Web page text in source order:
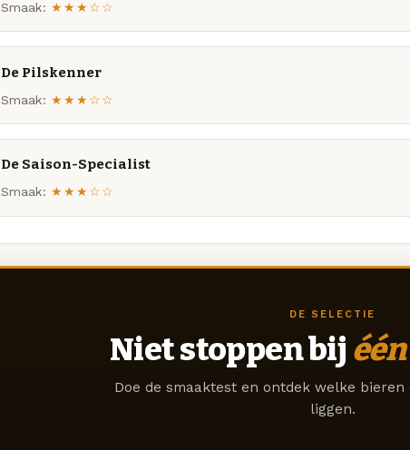
Smaak: ★★★☆☆
De Pilskenner
Smaak: ★★★☆☆
De Saison-Specialist
Smaak: ★★★☆☆
DE SELECTIE
Niet stoppen bij één
Doe de smaaktest en ontdek welke
liggen.